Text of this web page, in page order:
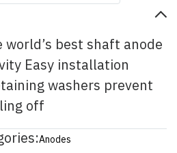
world’s best shaft anode
Easy installation
washers prevent
off
Anodes